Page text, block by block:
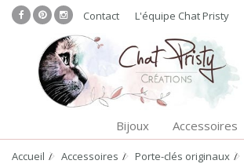
Contact L'équipe Chat Pristy
Bijoux Accessoires
Accueil Accessoires Porte-clés originaux